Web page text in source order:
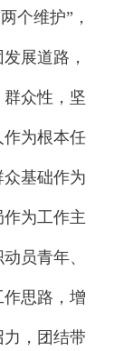
个维护”，
展道路，
众性，坚
为根本任
基础作为
为工作主
员青年、
思路，增
，团结带